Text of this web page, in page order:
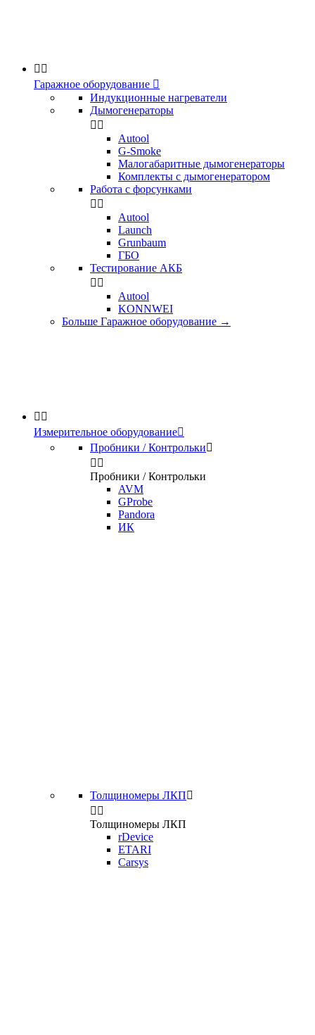
 
Гаражное оборудование 
Индукционные нагреватели
Дымогенераторы
 
Аutool
G-Smoke
Малогабаритные дымогенераторы
Комплекты с дымогенератором
Работа с форсунками
 
Autool
Launch
Grunbaum
ГБО
Тестирование АКБ
 
Autool
KONNWEI
Больше Гаражное оборудование →
 
Измерительное оборудование
Пробники / Контрольки
 
Пробники / Контрольки
AVM
GProbe
Pandora
ИК
Толщиномеры ЛКП
 
Толщиномеры ЛКП
rDevice
ETARI
Carsys